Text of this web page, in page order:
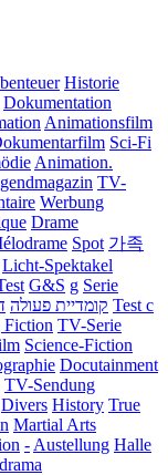
Historie
Dokumentation
Animationsfilm
Sci-Fi
Animation.
TV-
Werbung
Drame
Spot 가족
Licht-Spektakel
G&S g Serie
קומדיית פעולה Test c
Fiction TV-Serie
Science-Fiction
Docutainment
TV-Sendung
Divers History True
Martial Arts
- Austellung Halle